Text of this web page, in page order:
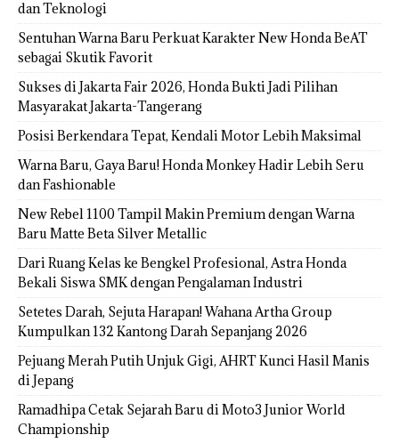
dan Teknologi
Sentuhan Warna Baru Perkuat Karakter New Honda BeAT
sebagai Skutik Favorit
Sukses di Jakarta Fair 2026, Honda Bukti Jadi Pilihan
Masyarakat Jakarta-Tangerang
Posisi Berkendara Tepat, Kendali Motor Lebih Maksimal
Warna Baru, Gaya Baru! Honda Monkey Hadir Lebih Seru
dan Fashionable
New Rebel 1100 Tampil Makin Premium dengan Warna
Baru Matte Beta Silver Metallic
Dari Ruang Kelas ke Bengkel Profesional, Astra Honda
Bekali Siswa SMK dengan Pengalaman Industri
Setetes Darah, Sejuta Harapan! Wahana Artha Group
Kumpulkan 132 Kantong Darah Sepanjang 2026
Pejuang Merah Putih Unjuk Gigi, AHRT Kunci Hasil Manis
di Jepang
Ramadhipa Cetak Sejarah Baru di Moto3 Junior World
Championship